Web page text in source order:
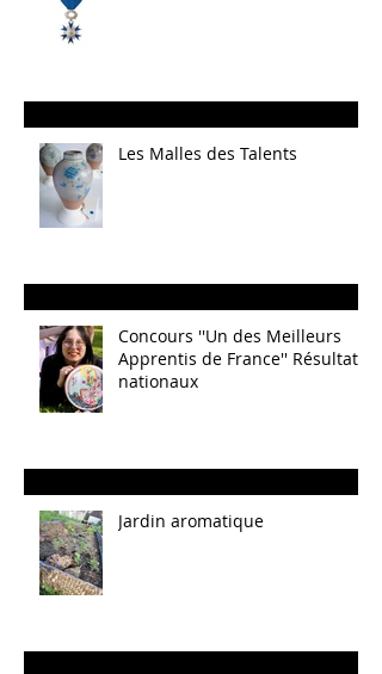
Les Malles des Talents
Concours ''Un des Meilleurs
Apprentis de France'' Résultats
nationaux
Jardin aromatique